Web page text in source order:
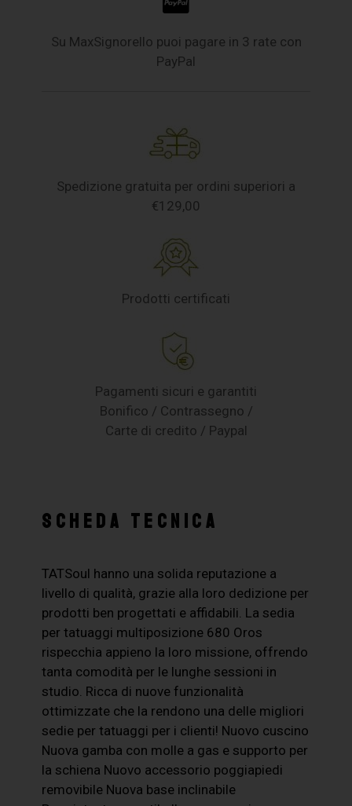
Su MaxSignorello puoi pagare in 3 rate con
PayPal
Spedizione gratuita per ordini superiori a
€129,00
Prodotti certificati
Pagamenti sicuri e garantiti
Bonifico / Contrassegno /
Carte di credito / Paypal
SCHEDA TECNICA
TATSoul hanno una solida reputazione a
livello di qualità, grazie alla loro dedizione per
prodotti ben progettati e affidabili. La sedia
per tatuaggi multiposizione 680 Oros
rispecchia appieno la loro missione, offrendo
tanta comodità per le lunghe sessioni in
studio. Ricca di nuove funzionalità
ottimizzate che la rendono una delle migliori
sedie per tatuaggi per i clienti! Nuovo cuscino
Nuova gamba con molle a gas e supporto per
la schiena Nuovo accessorio poggiapiedi
removibile Nuova base inclinabile